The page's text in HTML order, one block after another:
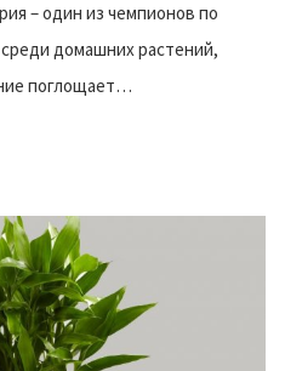
– один из чемпионов по
домашних растений,
поглощает…